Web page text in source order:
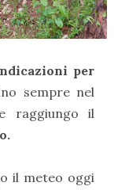
per
sempre nel
raggiungo il
il meteo oggi